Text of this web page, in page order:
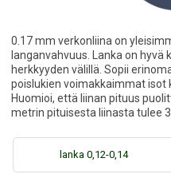
0.17 mm verkonliina on
langanvahvuus. Lanka on
herkkyyden välillä. Sopii
poislukien voimakkaimmat isot
Huomioi, että liinan pituus
metrin pituisesta liinasta tulee
lanka 0,12-0,14